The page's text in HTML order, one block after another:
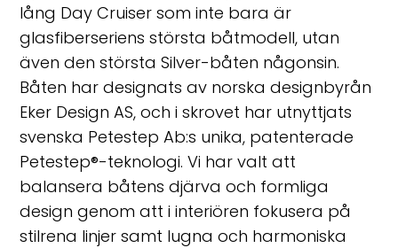
lång Day Cruiser som inte bara är
glasfiberseriens största båtmodell, utan
även den största Silver-båten någonsin.
Båten har designats av norska designbyrån
Eker Design AS, och i skrovet har utnyttjats
svenska Petestep Ab:s unika, patenterade
Petestep®-teknologi. Vi har valt att
balansera båtens djärva och formliga
design genom att i interiören fokusera på
stilrena linjer samt lugna och harmoniska